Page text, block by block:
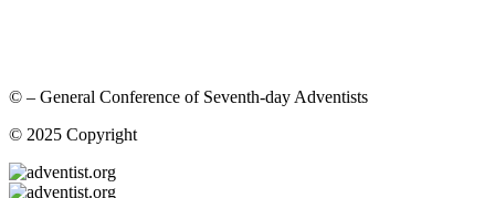
© – General Conference of Seventh-day Adventists
© 2025 Copyright